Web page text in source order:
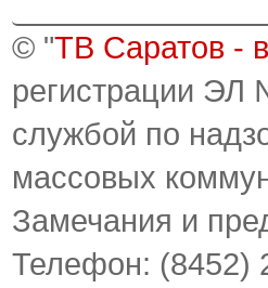
© "ТВ Саратов -
регистрации
службой по
массовых
Замечания и
Телефон: (8452)